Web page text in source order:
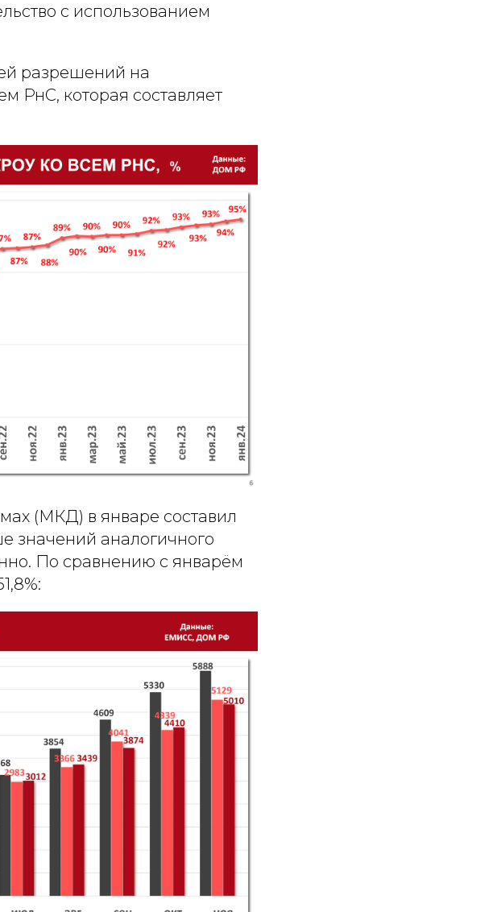
с использованием
разрешений на
РнС, которая составляет
(МКД) в январе составил
значений аналогичного
По сравнению с январём